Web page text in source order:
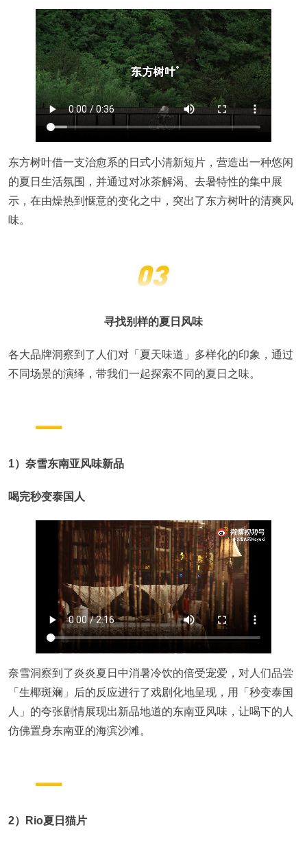
东方树叶借一支治愈系的日式小清新短片，营造出一种悠闲
的夏日生活氛围，并通过对冰茶解渴、去暑特性的集中展
示，在由燥热到惬意的变化之中，突出了东方树叶的清爽风
味。
寻找别样的夏日风味
各大品牌洞察到了人们对「夏天味道」多样化的印象，通过
不同场景的演绎，带我们一起探索不同的夏日之味。
1）奈雪东南亚风味新品
喝完秒变泰国人
奈雪洞察到了炎炎夏日中消暑冷饮的倍受宠爱，对人们品尝
「生椰斑斓」后的反应进行了戏剧化地呈现，用「秒变泰国
人」的夸张剧情展现出新品地道的东南亚风味，让喝下的人
仿佛置身东南亚的海滨沙滩。
2）Rio夏日猫片